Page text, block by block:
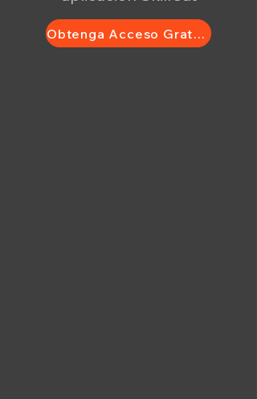
Obtenga Acceso Gratuito